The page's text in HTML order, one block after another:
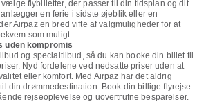
flybilletter, der passer til din tidsplan og dit
en ferie i sidste øjeblik eller en
Airpaz en bred vifte af valgmuligheder for at
som muligt.
uden kompromis
og specialtilbud, så du kan booke din billet til
Nyd fordelene ved nedsatte priser uden at
eller komfort. Med Airpaz har det aldrig
din drømmedestination. Book din billige flyrejse
rejseoplevelse og uovertrufne besparelser.